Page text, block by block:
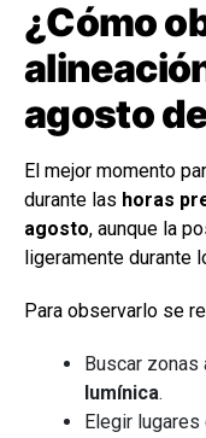
¿Cómo
agosto
El mejor momento
durante las horas
agosto, aunque la
ligeramente durante
Para observarlo se
Buscar
lumínica.
Elegir lugares